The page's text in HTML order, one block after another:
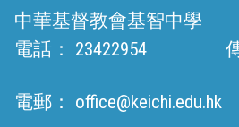
中華基督教會基智中學
電話：
23422954
電郵： office@keichi.edu.hk